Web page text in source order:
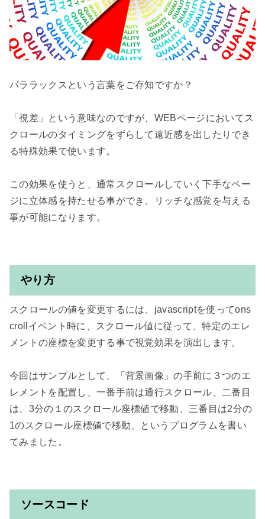
パララックスという言葉をご存知ですか？
「視差」という意味なのですが、WEBページにおいてス
クロールのタイミングをずらして遠近感を出したりでき
る特殊効果で使います。
この効果を使うと、通常スクロールしていく下手なペー
ジに立体感を持たせる事ができ、リッチな感覚を与える
事が可能になります。
やり方
スクロールの値を変更するには、javascriptを使ってons
crollイベント時に、スクロール値に従って、特定のエレ
メントの座標を変更する事で視覚効果を演出します。
今回はサンプルとして、「背景画像」の手前に３つのエ
レメントを配置し、一番手前は通行スクロール、二番目
は、3分の１のスクロール座標値で移動、三番目は2分の
1のスクロール座標値で移動、というプログラムを書い
てみました。
ソースコード